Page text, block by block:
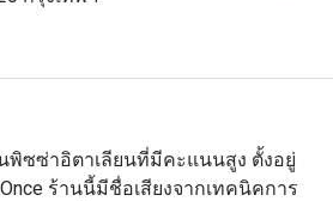
นพิซซ่าอิตาเลียนที่มีคะแนนสูง ตั้งอยู่
ร้านนี้มีชื่อเสียงจากเทคนิคการ